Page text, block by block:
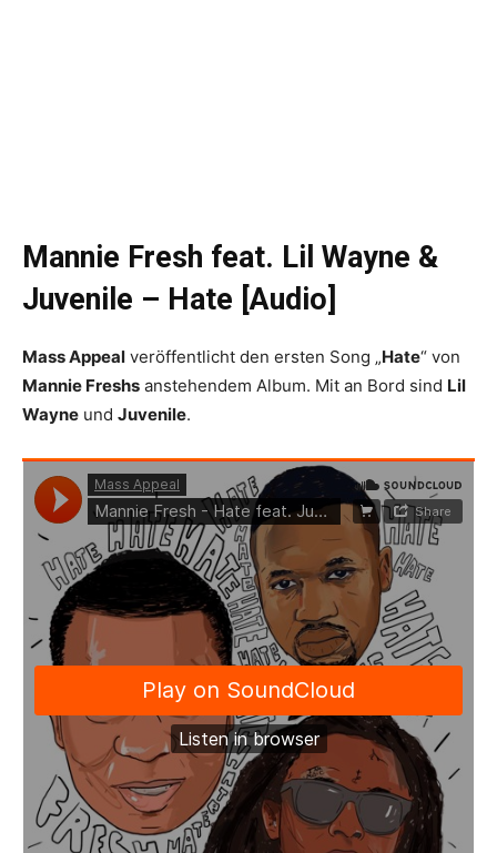
Mannie Fresh feat. Lil Wayne &
Juvenile – Hate [Audio]
Mass Appeal veröffentlicht den ersten Song „Hate“ von
Mannie Freshs anstehendem Album. Mit an Bord sind Lil
Wayne und Juvenile.